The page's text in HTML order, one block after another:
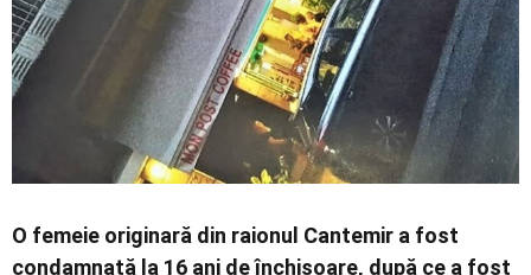
O femeie originară din raionul Cantemir a fost
condamnată la 16 ani de închisoare, după ce a fost